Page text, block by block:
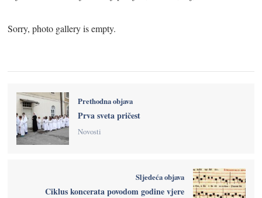
Sorry, photo gallery is empty.
Prethodna objava
Prva sveta pričest
Novosti
Sljedeća objava
Ciklus koncerata povodom godine vjere